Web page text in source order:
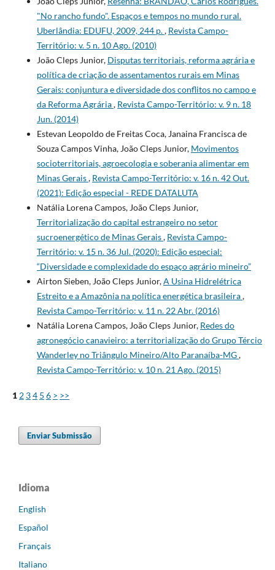
"No rancho fundo". Espaços e tempos no mundo rural.
Uberlândia: EDUFU, 2009, 244 p., Revista Campo-
Território: v. 5 n. 10 Ago. (2010)
João Cleps Junior, Disputas territoriais, reforma agrária e
política de criação de assentamentos rurais em Minas
Gerais: conjuntura e diversidade dos conflitos no campo e
da Reforma Agrária, Revista Campo-Território: v. 9 n. 18
Jun. (2014)
Estevan Leopoldo de Freitas Coca, Janaina Francisca de
Souza Campos Vinha, João Cleps Junior, Movimentos
socioterritoriais, agroecologia e soberania alimentar em
Minas Gerais, Revista Campo-Território: v. 16 n. 42 Out.
(2021): Edição especial - REDE DATALUTA
Natália Lorena Campos, João Cleps Junior,
Territorialização do capital estrangeiro no setor
sucroenergético de Minas Gerais, Revista Campo-
Território: v. 15 n. 36 Jul. (2020): Edição especial:
“Diversidade e complexidade do espaço agrário mineiro”
Airton Sieben, João Cleps Junior,A Usina Hidrelétrica
Estreito e a Amazônia na política energética brasileira,
Revista Campo-Território: v. 11 n. 22 Abr. (2016)
Natália Lorena Campos, João Cleps Junior, Redes do
agronegócio canavieiro: a territorialização do Grupo Tércio
Wanderley no Triângulo Mineiro/Alto Paranaíba-MG,
Revista Campo-Território: v. 10 n. 21 Ago. (2015)
1 2 34 5 6 > >>
Enviar Submissão
Idioma
English
Español
Français
Italiano